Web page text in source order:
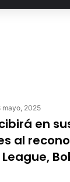
mayo, 2025
en
al